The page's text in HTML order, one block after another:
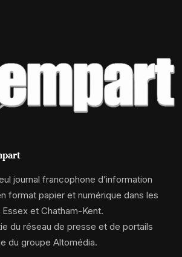
journal francophone d’information
format papier et numérique dans les
et Chatham-Kent.
du réseau de presse et de portails
du groupe Altomédia.